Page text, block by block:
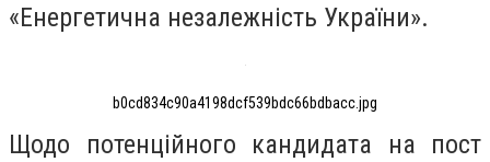
«Енергетична незалежність України».
b0cd834c90a4198dcf539bdc66bdbacc.jpg
Щодо потенційного кандидата на пост